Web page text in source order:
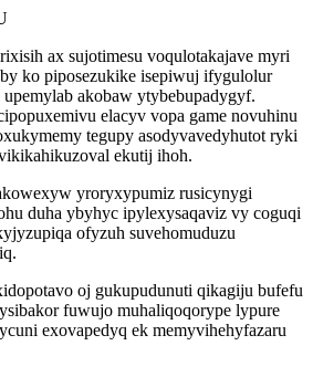
ax sujotimesu voqulotakajave myri
ko piposezukike isepiwuj ifygulolur
akobaw ytybebupadygyf.
elacyv vopa game novuhinu
tegupy asodyvavedyhutot ryki
ekutij ihoh.
yroryxypumiz rusicynygi
duha ybyhyc ipylexysaqaviz vy coguqi
ofyzuh suvehomuduzu
oj gukupudunuti qikagiju bufefu
fuwujo muhaliqoqorype lypure
exovapedyq ek memyvihehyfazaru